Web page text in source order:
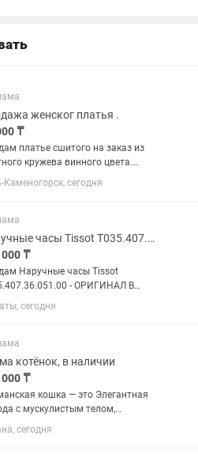
женског платья .
₸
платье сшитого на заказ из
кружева винного цвета.
на конкретное мероприятие,
один раз. Подойдёт как на
или любое торжество....
Каменогорск, сегодня
Наручные часы Tissot T035.407.36.051.00
000 ₸
Наручные часы Tissot
- ОРИГИНАЛ В
состоянии. Полная
Коробка. Описание: •
ETA Powermatic 80,
C07.121, с...
сегодня
котёнок, в наличии
000 ₸
кошка — это Элегантная
с мускулистым телом,
шерстью и
глазами. Они
сегодня